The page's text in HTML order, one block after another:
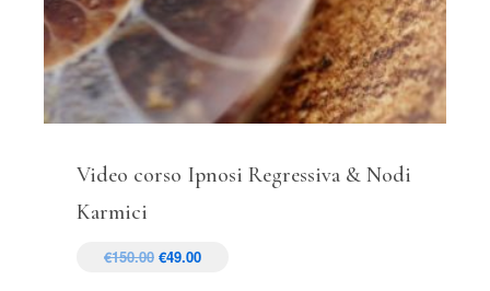
Video corso Ipnosi Regressiva & Nodi
Karmici
€150.00 €49.00